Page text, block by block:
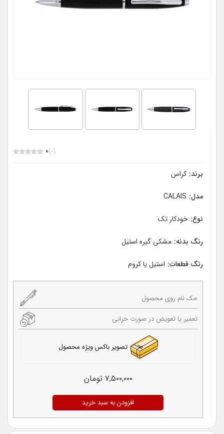
(0)
0
برند: کراس
مدل: CALAIS
نوع: خودکار تک
رنگ بدنه: مشکی گیره استیل
رنگ قطعات: استیل یا کروم
حک نام روی محصول
تعمیر یا تعویض در صورت خرابی
تصویر باکس ویژه محصول
۷,۵۰۰,۰۰۰ تومان
افزودن به سبد خرید